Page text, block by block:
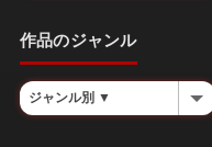
作品のジャンル